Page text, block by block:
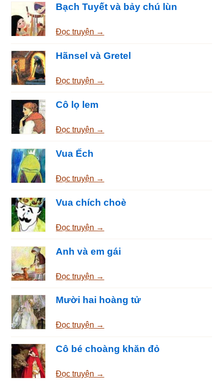
Bạch Tuyết và bảy chú lùn
Đọc truyện →
Hãnsel và Gretel
Đọc truyện →
Cô lọ lem
Đọc truyện →
Vua Ếch
Đọc truyện →
Vua chích choè
Đọc truyện →
Anh và em gái
Đọc truyện →
Mười hai hoàng tử
Đọc truyện →
Cô bé choàng khăn đỏ
Đọc truyện →